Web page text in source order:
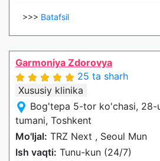
>>> Batafsil
Garmoniya Zdorovya
25 ta sharh
Xususiy klinika
Bog'tepa 5-tor ko'chasi, 28-
tumani, Toshkent
Mo'ljal: TRZ Next , Seoul Mun
Ish vaqti: Tunu-kun (24/7)